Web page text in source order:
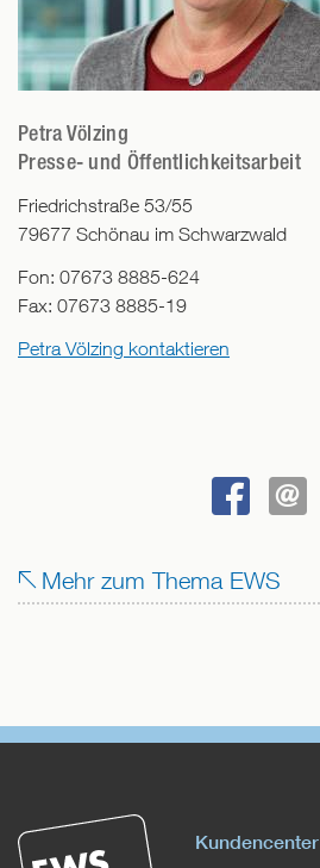
Petra Völzing
Presse- und Öffentlichkeitsarbeit
Friedrichstraße 53/55
79677 Schönau im Schwarzwald
Fon: 07673 8885-624
Fax: 07673 8885-19
Petra Völzing kontaktieren
TEILEN
Mehr zum Thema EWS
Kundencenter